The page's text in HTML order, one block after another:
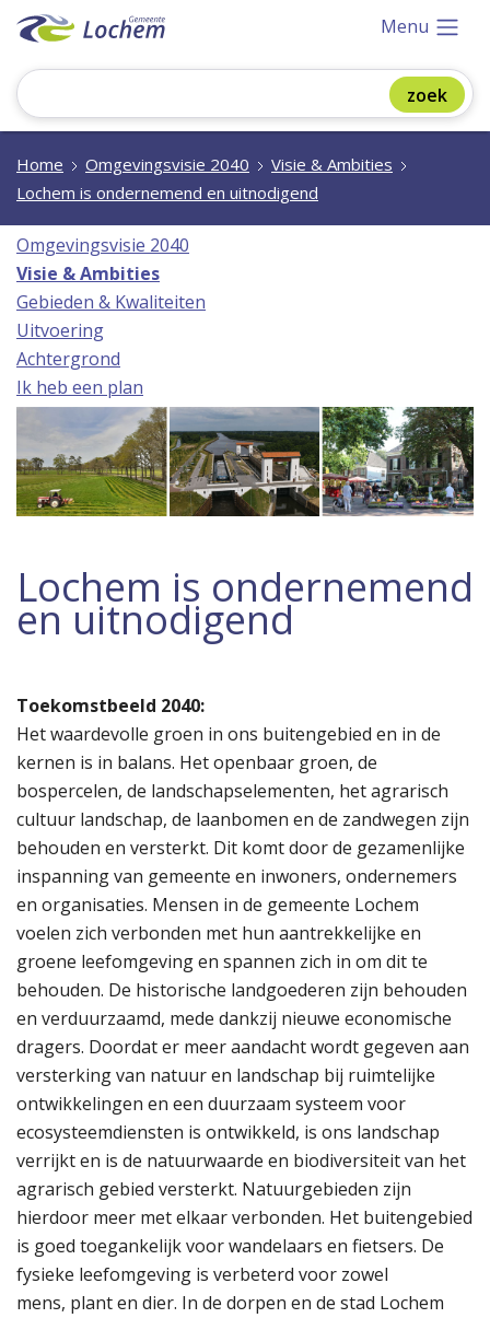
Menu
Home Omgevingsvisie 2040
Visie & Ambities
Lochem is ondernemend en uitnodigend
Omgevingsvisie 2040
Visie & Ambities
Gebieden & Kwaliteiten
Uitvoering
Achtergrond
Ik heb een plan
Lochem is ondernemend
en uitnodigend
Toekomstbeeld 2040:
Het waardevolle groen in ons buitengebied en in de
kernen is in balans. Het openbaar groen, de
bospercelen, de landschapselementen, het agrarisch
cultuur landschap, de laanbomen en de zandwegen zijn
behouden en versterkt. Dit komt door de gezamenlijke
inspanning van gemeente en inwoners, ondernemers
en organisaties. Mensen in de gemeente Lochem
voelen zich verbonden met hun aantrekkelijke en
groene leefomgeving en spannen zich in om dit te
behouden. De historische landgoederen zijn behouden
en verduurzaamd, mede dankzij nieuwe economische
dragers. Doordat er meer aandacht wordt gegeven aan
versterking van natuur en landschap bij ruimtelijke
ontwikkelingen en een duurzaam systeem voor
ecosysteemdiensten is ontwikkeld, is ons landschap
verrijkt en is de natuurwaarde en biodiversiteit van het
agrarisch gebied versterkt. Natuurgebieden zijn
hierdoor meer met elkaar verbonden. Het buitengebied
is goed toegankelijk voor wandelaars en fietsers. De
fysieke leefomgeving is verbeterd voor zowel
mens, plant en dier. In de dorpen en de stad Lochem